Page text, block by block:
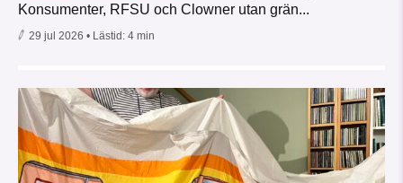
Konsumenter, RFSU och Clowner utan grän...
29 jul 2026 • Lästid: 4 min